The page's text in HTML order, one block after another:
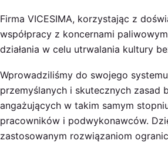
Firma VICESIMA, korzystając z
współpracy z koncernami
działania w celu utrwalania kultury
Wprowadziliśmy do swojego
przemyślanych i skutecznych zasad
angażujących w takim samym
pracowników i podwykonawców.
zastosowanym rozwiązaniom